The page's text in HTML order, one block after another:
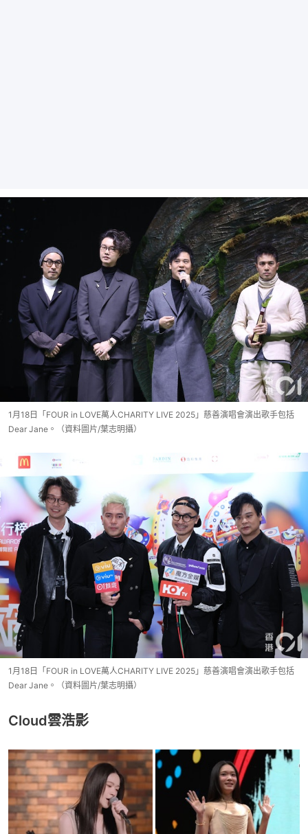
1月18日「FOUR in LOVE萬人CHARITY LIVE 2025」慈善演唱會演出歌手包括
Dear Jane。（資料圖片/葉志明攝）
1月18日「FOUR in LOVE萬人CHARITY LIVE 2025」慈善演唱會演出歌手包括
Dear Jane。（資料圖片/葉志明攝）
Cloud雲浩影